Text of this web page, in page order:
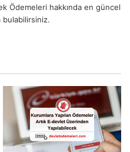
Ödemeleri hakkında en güncel
bulabilirsiniz.